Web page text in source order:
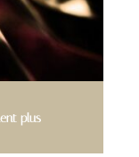
plus